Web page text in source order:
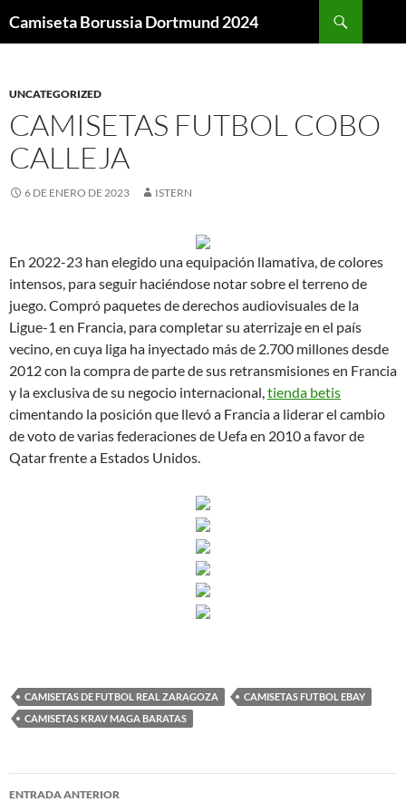
Camiseta Borussia Dortmund 2024
UNCATEGORIZED
CAMISETAS FUTBOL COBO
CALLEJA
6 DE ENERO DE 2023 ISTERN
En 2022-23 han elegido una equipación llamativa, de colores
intensos, para seguir haciéndose notar sobre el terreno de
juego. Compró paquetes de derechos audiovisuales de la
Ligue-1 en Francia, para completar su aterrizaje en el país
vecino, en cuya liga ha inyectado más de 2.700 millones desde
2012 con la compra de parte de sus retransmisiones en Francia
y la exclusiva de su negocio internacional,tienda betis
cimentando la posición que llevó a Francia a liderar el cambio
de voto de varias federaciones de Uefa en 2010 a favor de
Qatar frente a Estados Unidos.
CAMISETAS DE FUTBOL REAL ZARAGOZA
CAMISETAS FUTBOL EBAY
CAMISETAS KRAV MAGA BARATAS
Navegación
ENTRADA ANTERIOR